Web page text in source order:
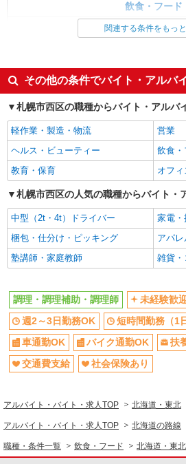
北海道札幌市西区西
株式会社トラストグロース 北海道支社
病院での調理補助業
【派遣時給】1,200
る） 交通費別途支給
北海道札幌市西区
キープ
パート 紹介予定派遣
株式会社トラストグロース 北海道支社
クリニック内厨房で
【派遣時給】1,300
介後】パート 時給
雇用へ移行予定
キープ
派遣社員
株式会社トラストグロース 北海道支社
【派遣時給】
キープ
飲食・フード
調理・調理補助・調理師
未経験歓迎
週2～
短時間勤務（1日4h以内）OK
車通勤
扶養内勤務OK
交通費
社会保険あり
関連する条件をもっ
その他の条件でバイト・アルバ
札幌市西区の職種からバイト・アルバ
軽作業・製造・物流
営業
ヘルス・ビューティー
飲食・
教育・保育
オフ
札幌市西区の人気の職種からバイト・
中型（2t・4t）ドライバー
家電・
梱包・仕分け・ピッキング
アパレ
塾講師・家庭教師
雑貨・
調理・調理補助・調理師 未経験歓
週2～3日勤務OK
短時間勤務（1
車通勤OK
バイク通勤OK
扶
交通費支給
社会保険あり
アルバイト・バイト・求人TOP 北海道・東北
アルバイト・バイト・求人TOP 北海道の路線
職種・条件一覧 飲食・フード 北海道・東北